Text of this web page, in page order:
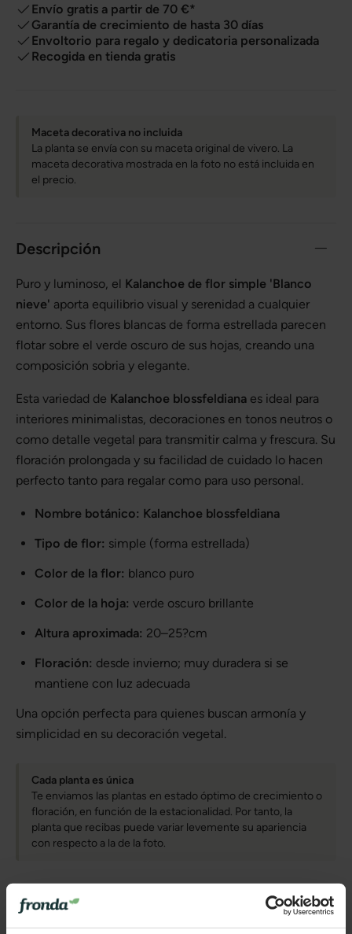
Envío gratis a partir de 70 €*
Garantía de crecimiento de hasta 30 días
Envoltorio para regalo y dedicatoria personalizada
Recogida en tienda gratis
Maceta decorativa no incluida
La planta se envía con su maceta original de vivero. La
maceta decorativa mostrada en la foto no está incluida en
el precio.
Descripción
Puro y luminoso, el Kalanchoe de flor simple 'Blanco
nieve' aporta equilibrio visual y serenidad a cualquier
entorno. Sus flores blancas de forma estrellada parecen
flotar sobre el verde oscuro de sus hojas, creando una
composición sobria y elegante.
Esta variedad de Kalanchoe blossfeldiana es ideal para
interiores minimalistas, decoraciones en tonos neutros o
como detalle vegetal para transmitir calma y frescura. Su
floración prolongada y su facilidad de cuidado lo hacen
perfecto tanto para regalar como para uso personal.
Nombre botánico: Kalanchoe blossfeldiana
Tipo de flor: simple (forma estrellada)
Color de la flor: blanco puro
Color de la hoja: verde oscuro brillante
Altura aproximada: 20–25?cm
Floración: desde invierno; muy duradera si se
mantiene con luz adecuada
Una opción perfecta para quienes buscan armonía y
simplicidad en su decoración vegetal.
Cada planta es única
Te enviamos las plantas en estado óptimo de crecimiento o
floración, en función de la estacionalidad. Por tanto, la
planta que recibas puede variar levemente su apariencia
con respecto a la de la foto.
Más información